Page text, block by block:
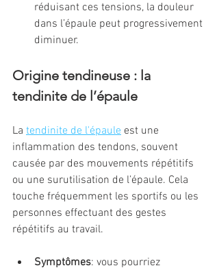
réduisant ces tensions, la douleur
dans l’épaule peut progressivement
diminuer.
Origine tendineuse : la
tendinite de l’épaule
La tendinite de l'épaule est une
inflammation des tendons, souvent
causée par des mouvements répétitifs
ou une surutilisation de l’épaule. Cela
touche fréquemment les sportifs ou les
personnes effectuant des gestes
répétitifs au travail.
Symptômes: vous pourriez